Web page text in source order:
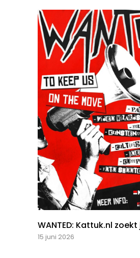
WANTED: Kattuk.nl zoekt
15 juni 2026